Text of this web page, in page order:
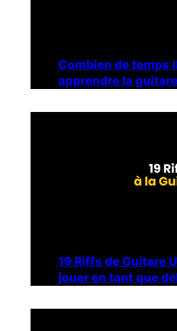
Combien de temps
apprendre la
19 Riffs de Guitare
jouer en tant que